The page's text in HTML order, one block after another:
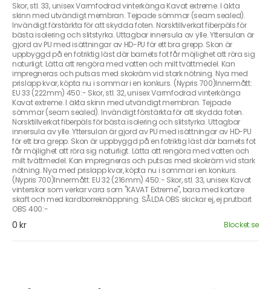
Skor, stl. 33, unisex Varmfodrad vinterkänga Kavat extreme. I äkta
skinn med utvändigt membran. Tejpade sömmar (seam sealed).
Invändigt förstärkta för att skydda foten. Norsktillverkat fiberpäls för
bästa isolering och slitstyrka. Uttagbar innersula av ylle. Yttersulan är
gjord av PU med isättningar av HD-PU för ett bra grepp. Skon är
uppbyggd på en fotriktig läst där barnets fot får möjlighet att röra sig
naturligt. Lätta att rengöra med vatten och milt tvättmedel. Kan
impregneras och putsas med skokräm vid stark nötning. Nya med
prislapp kvar, köpta nu i sommar i en konkurs. (Nypris 700)Innermått:
EU 33 (222mm) 450:- Skor, stl. 32, unisex Varmfodrad vinterkänga
Kavat extreme. I äkta skinn med utvändigt membran. Tejpade
sömmar (seam sealed). Invändigt förstärkta för att skydda foten.
Norsktillverkat fiberpäls för bästa isolering och slitstyrka. Uttagbar
innersula av ylle. Yttersulan är gjord av PU med isättningar av HD-PU
för ett bra grepp. Skon är uppbyggd på en fotriktig läst där barnets fot
får möjlighet att röra sig naturligt. Lätta att rengöra med vatten och
milt tvättmedel. Kan impregneras och putsas med skokräm vid stark
nötning. Nya med prislapp kvar, köpta nu i sommar i en konkurs.
(Nypris 700)Innermått: EU 32 (216mm) 450:- Skor, stl. 33, unisex Kavat
vinterskor som verkar vara som "KAVAT Extreme", bara med kortare
skaft och med kardborreknäppning. SÅLDA OBS skickar ej, ej prutbart
OBS 400:-
0 kr Blocket.se